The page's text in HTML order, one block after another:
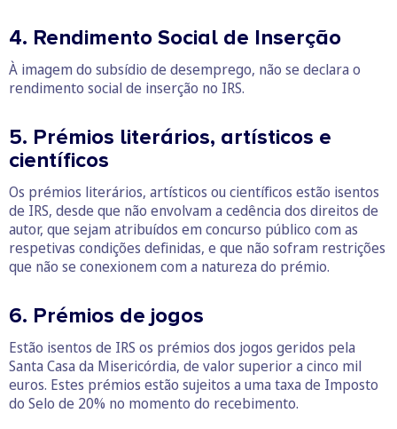
4. Rendimento Social de Inserção
À imagem do subsídio de desemprego, não se declara o
rendimento social de inserção no IRS.
5. Prémios literários, artísticos e
científicos
Os prémios literários, artísticos ou científicos estão isentos
de IRS, desde que não envolvam a cedência dos direitos de
autor, que sejam atribuídos em concurso público com as
respetivas condições definidas, e que não sofram restrições
que não se conexionem com a natureza do prémio.
6. Prémios de jogos
Estão isentos de IRS os prémios dos jogos geridos pela
Santa Casa da Misericórdia, de valor superior a cinco mil
euros. Estes prémios estão sujeitos a uma taxa de Imposto
do Selo de 20% no momento do recebimento.